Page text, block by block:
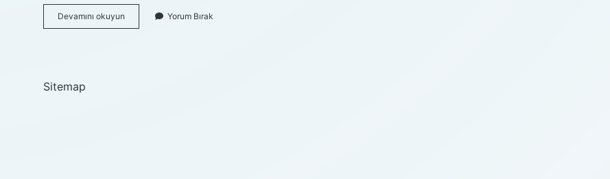
Devamını okuyun
Kızın
Yorum Bırak
Sitemap